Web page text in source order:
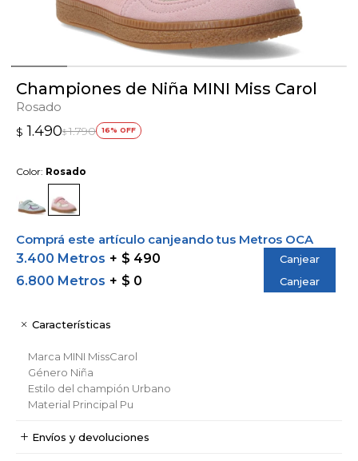
Championes de Niña MINI Miss Carol
Rosado
$ 1.490$ 1.790 16
Color: Rosado
Comprá este artículo canjeando tus Metros OCA
3.400 Metros
$ 490 Canjear
6.800 Metros $ 0 Canjear
Características
Marca MINI MissCarol
Género Niña
Estilo del champión Urbano
Material Principal Pu
Envíos y devoluciones